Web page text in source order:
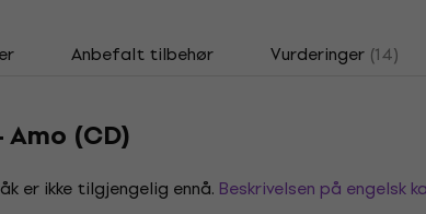
Anbefalt tilbehør Vurderinger (14)
Amo (CD)
er ikke tilgjengelig ennå. Beskrivelsen på engelsk